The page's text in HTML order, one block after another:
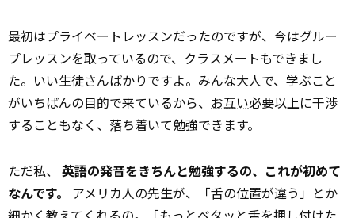
最初はプライベートレッスンだったのですが、今はグルー
プレッスンを取っているので、クラスメートもできまし
た。いい生徒さんばかりですよ。みんな大人で、学ぶこと
がいちばんの目的で来ているから、 お互い必要以上に干渉
することもなく、落ち着いて勉強できます。
ただ私、 英語の発音をきちんと勉強するの、これが初めて
なんです。
アメリカ人の先生が、「舌の位置が違う」とか